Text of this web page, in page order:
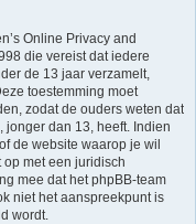
Online Privacy and
die vereist dat iedere
de 13 jaar verzamelt,
toestemming moet
zodat de ouders weten dat
dan 13, heeft. Indien
de website waarop je wil
met een juridisch
mee dat het phpBB-team
niet het aanspreekpunt is
wordt.